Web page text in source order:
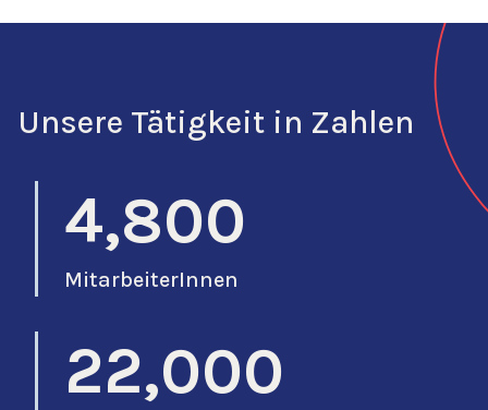
Unsere Tätigkeit in Zahlen
4,800
MitarbeiterInnen
22,000